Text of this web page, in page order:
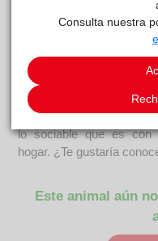
COMENTARIOS
Carácter
Nolia es una gata muy
caricias y los mimos.
colonia de gatos y
lo sociable que es con
hogar. ¿Te gustaría
Este animal aún
Consulta nuestra